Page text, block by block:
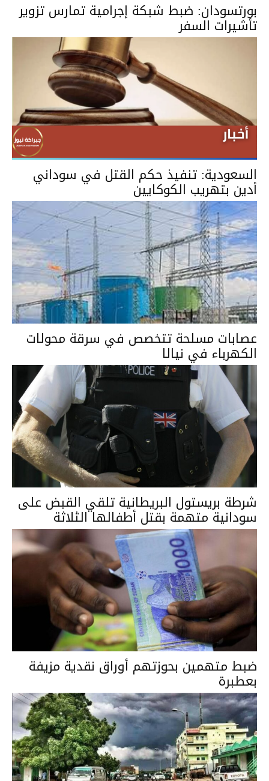
بورتسودان: ضبط شبكة إجرامية تمارس تزوير
تأشيرات السفر
السعودية: تنفيذ حكم القتل في سوداني
أدين بتهريب الكوكايين
عصابات مسلحة تتخصص في سرقة محولات
الكهرباء في نيالا
شرطة بريستول البريطانية تلقي القبض على
سودانية متهمة بقتل أطفالها الثلاثة
ضبط متهمين بحوزتهم أوراق نقدية مزيفة
بعطبرة